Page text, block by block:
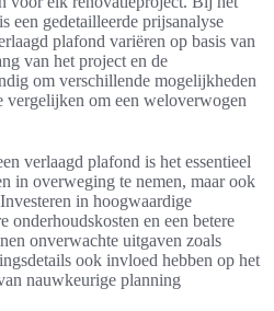
een gedetailleerde prijsanalyse
plafond variëren op basis van
van het project en de
om verschillende mogelijkheden
vergelijken om een weloverwogen
verlaagd plafond is het essentieel
in overweging te nemen, maar ook
in hoogwaardige
onderhoudskosten en een betere
onverwachte uitgaven zoals
ook invloed hebben op het
nauwkeurige planning